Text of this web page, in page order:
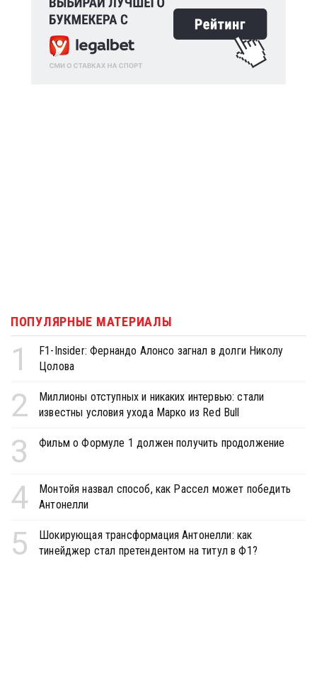
ПОПУЛЯРНЫЕ МАТЕРИАЛЫ
1
F1-Insider: Фернандо Алонсо загнал в долги Николу
Цолова
2
Миллионы отступных и никаких интервью: стали
известны условия ухода Марко из Red Bull
3 Фильм о Формуле 1 должен получить продолжение
4
Монтойя назвал способ, как Рассел может победить
Антонелли
5
Шокирующая трансформация Антонелли: как
тинейджер стал претендентом на титул в Ф1?